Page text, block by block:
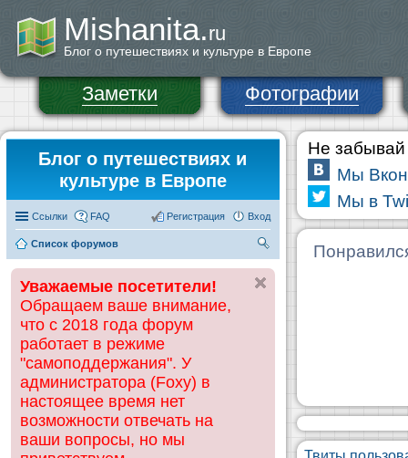
Mishanita.ru
Блог о путешествиях и культуре в Европе
Заметки Фотографии
Блог о путешествиях и
культуре в Европе
Ссылки FAQ Вход
Регистрация
Список форумов
ск
Уважаемые посетители!
Обращаем ваше внимание,
что с 2018 года форум
работает в режиме
"самоподдержания". У
администратора (Foxy) в
настоящее время нет
возможности отвечать на
ваши вопросы, но мы
Не забывай
Мы
Мы в